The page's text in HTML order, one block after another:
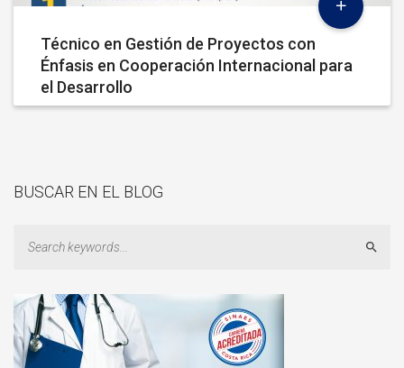
Técnico en Gestión de Proyectos con
Énfasis en Cooperación Internacional para
el Desarrollo
BUSCAR EN EL BLOG